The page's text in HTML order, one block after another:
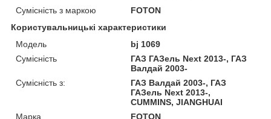
Сумісність з маркою
FOTON
Користувальницькі характеристики
Модель
bj 1069
Сумісність
ГАЗ ГАЗель Next 2013-, ГАЗ
Валдай 2003-
Сумісність з:
ГАЗ Валдай 2003-, ГАЗ
ГАЗель Next 2013-,
CUMMINS, JIANGHUAI
Марка
FOTON